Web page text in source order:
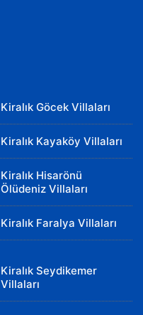
Kiralık Göcek Villaları
Kiralık Kayaköy Villaları
Kiralık Hisarönü
Ölüdeniz Villaları
Kiralık Faralya Villaları
Kiralık Seydikemer
Villaları